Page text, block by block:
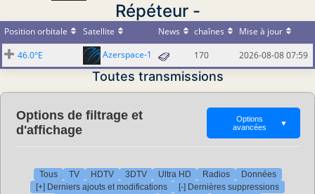
Répéteur -
Position orbitale Satellite News chaînes
Mise à jour
46.0°E
Azerspace-1 170 2026-08-08 07:59
Toutes transmissions
Options de filtrage et
d'affichage
Options
avancées
▼
Tous TV HDTV 3DTV Ultra HD Radios
Données
[+] Derniers ajouts et modifications
[-] Dernières suppressions